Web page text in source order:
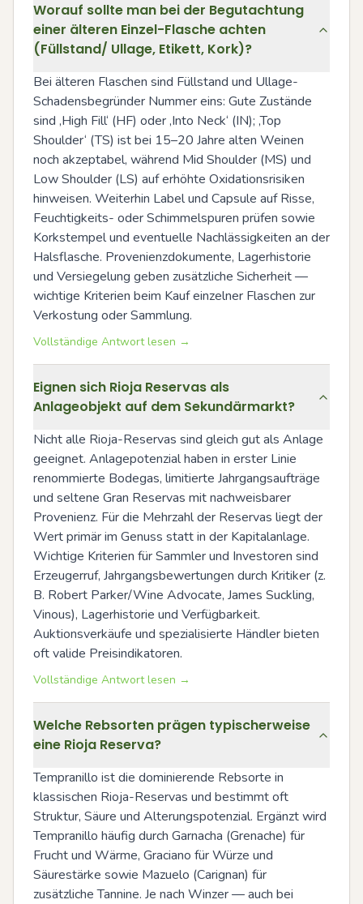
Worauf sollte man bei der Begutachtung
einer älteren Einzel-Flasche achten
(Füllstand/ Ullage, Etikett, Kork)?
Bei älteren Flaschen sind Füllstand und Ullage-
Schadensbegründer Nummer eins: Gute Zustände
sind ‚High Fill‘ (HF) oder ‚Into Neck‘ (IN); ‚Top
Shoulder‘ (TS) ist bei 15–20 Jahre alten Weinen
noch akzeptabel, während Mid Shoulder (MS) und
Low Shoulder (LS) auf erhöhte Oxidationsrisiken
hinweisen. Weiterhin Label und Capsule auf Risse,
Feuchtigkeits- oder Schimmelspuren prüfen sowie
Korkstempel und eventuelle Nachlässigkeiten an der
Halsflasche. Provenienzdokumente, Lagerhistorie
und Versiegelung geben zusätzliche Sicherheit —
wichtige Kriterien beim Kauf einzelner Flaschen zur
Verkostung oder Sammlung.
Vollständige Antwort lesen →
Eignen sich Rioja Reservas als
Anlageobjekt auf dem Sekundärmarkt?
Nicht alle Rioja-Reservas sind gleich gut als Anlage
geeignet. Anlagepotenzial haben in erster Linie
renommierte Bodegas, limitierte Jahrgangsaufträge
und seltene Gran Reservas mit nachweisbarer
Provenienz. Für die Mehrzahl der Reservas liegt der
Wert primär im Genuss statt in der Kapitalanlage.
Wichtige Kriterien für Sammler und Investoren sind
Erzeugerruf, Jahrgangsbewertungen durch Kritiker (z.
B. Robert Parker/Wine Advocate, James Suckling,
Vinous), Lagerhistorie und Verfügbarkeit.
Auktionsverkäufe und spezialisierte Händler bieten
oft valide Preisindikatoren.
Vollständige Antwort lesen →
Welche Rebsorten prägen typischerweise
eine Rioja Reserva?
Tempranillo ist die dominierende Rebsorte in
klassischen Rioja-Reservas und bestimmt oft
Struktur, Säure und Alterungspotenzial. Ergänzt wird
Tempranillo häufig durch Garnacha (Grenache) für
Frucht und Wärme, Graciano für Würze und
Säurestärke sowie Mazuelo (Carignan) für
zusätzliche Tannine. Je nach Winzer — auch bei